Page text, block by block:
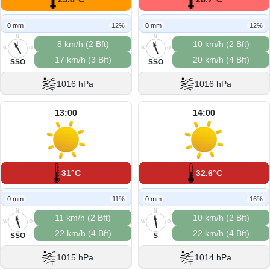
0 mm 12%
N
O
S
W
SSO
8 km/h (2 Bft)
17 km/h (3 Bft)
1016 hPa
0 mm 12%
N
O
S
W
SSO
10 km/h (2 Bft)
20 km/h (4 Bft)
1016 hPa
13:00
31°C
0 mm 11%
N
O
S
W
SSO
11 km/h (2 Bft)
22 km/h (4 Bft)
1015 hPa
14:00
32.6°C
0 mm 16%
N
O
S
W
S
10 km/h (2 Bft)
22 km/h (4 Bft)
1014 hPa